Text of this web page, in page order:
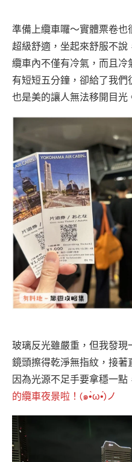
準備上纜車囉～實體票卷
超級舒適，坐起來舒服不
纜車內不僅有冷氣，而且冷
有短短五分鐘，卻給了我們
也是美的讓人無法移開目光
玻璃反光雖嚴重，但我發
鏡頭擦得乾淨無指紋，接著
因為光源不足手要拿穩一點
的纜車夜景啦！(๑•̀ω•́)ノ